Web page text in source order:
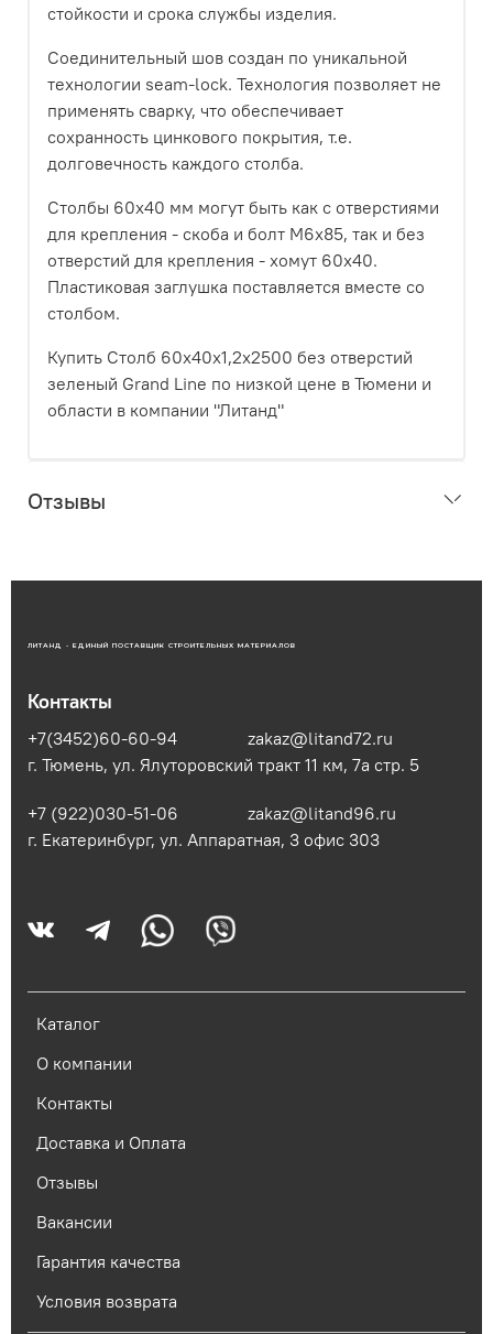
стойкости и срока службы изделия.
Соединительный шов создан по уникальной
технологии seam-lock. Технология позволяет не
применять сварку, что обеспечивает
сохранность цинкового покрытия, т.е.
долговечность каждого столба.
Столбы 60х40 мм могут быть как с отверстиями
для крепления - скоба и болт М6х85, так и без
отверстий для крепления - хомут 60х40.
Пластиковая заглушка поставляется вместе со
столбом.
Купить Столб 60х40х1,2х2500 без отверстий
зеленый Grand Line по низкой цене в Тюмени и
области в компании "Литанд"
Отзывы
ЛИТАНД - ЕДИНЫЙ ПОСТАВЩИК СТРОИТЕЛЬНЫХ МАТЕРИАЛОВ
Каталог
О компании
Контакты
Доставка и Оплата
Отзывы
Вакансии
Гарантия качества
Условия возврата
Контакты
+7(3452)60-60-94
zakaz@litand72.ru
г. Тюмень, ул. Ялуторовский тракт 11 км, 7а стр. 5
+7 (922)030-51-06
zakaz@litand96.ru
г. Екатеринбург, ул. Аппаратная, 3​ офис 303